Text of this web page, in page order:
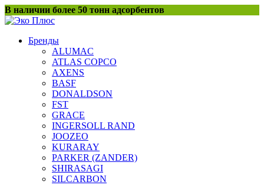
Перейти
к
В наличии более 50 тонн адсорбентов
Бренды
ALUMAC
ATLAS COPCO
AXENS
BASF
DONALDSON
FST
GRACE
INGERSOLL RAND
JOOZEO
KURARAY
PARKER (ZANDER)
SHIRASAGI
SILCARBON